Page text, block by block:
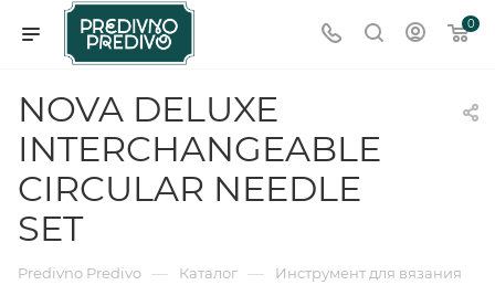
0
NOVA DELUXE
INTERCHANGEABLE
CIRCULAR NEEDLE
SET
Predivno Predivo — Каталог — Инструмент для вязания